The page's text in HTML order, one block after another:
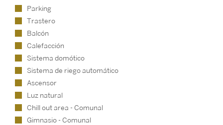
Parking
Trastero
Balcón
Calefacción
Sistema domótico
Sistema de riego automático
Ascensor
Luz natural
Chill out area - Comunal
Gimnasio - Comunal